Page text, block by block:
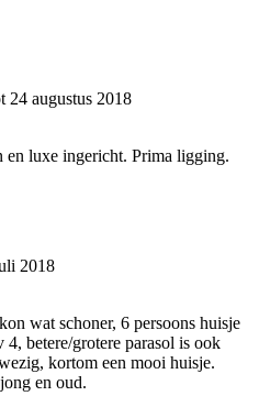
24 augustus 2018
luxe ingericht. Prima ligging.
2018
wat schoner, 6 persoons huisje
betere/grotere parasol is ook
kortom een mooi huisje.
en oud.